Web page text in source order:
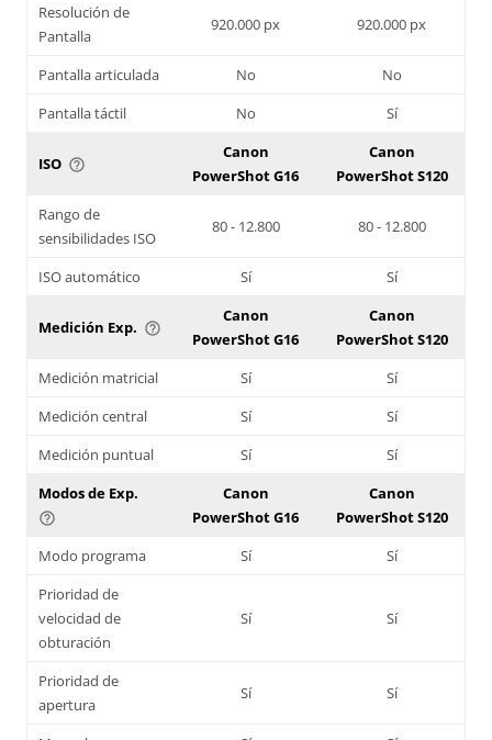
Resolución de
Pantalla
920.000 px 920.000 px
Pantalla articulada No
No
Pantalla táctil
No Sí
ISO help_outline
Canon
PowerShot G16
Canon
PowerShot S120
Rango de
sensibilidades ISO
80 - 12.800 80 - 12.800
ISO automático Sí Sí
Medición Exp. help_outline
Canon
PowerShot G16
Canon
PowerShot S120
Medición matricial
Sí
Sí
Medición central
Sí
Sí
Medición puntual
Sí
Sí
Modos de Exp.
help_outline
Canon
PowerShot G16
Canon
PowerShot S120
Modo programa
Sí
Sí
Prioridad de
velocidad de
obturación
Sí Sí
Prioridad de
apertura
Sí Sí